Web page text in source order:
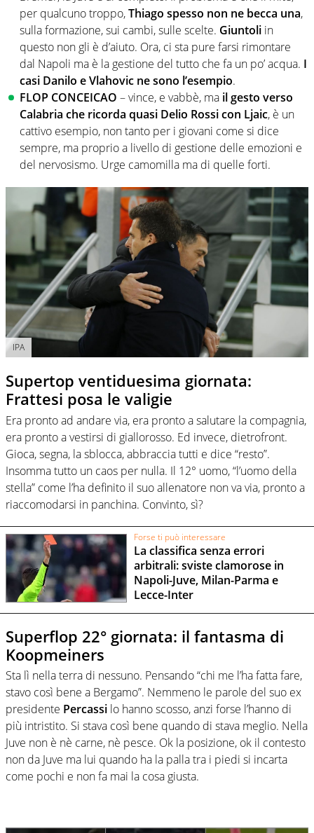
per qualcuno troppo,Thiago spesso non ne becca una,
sulla formazione, sui cambi, sulle scelte. Giuntoli in
questo non gli è d’aiuto. Ora, ci sta pure farsi rimontare
dal Napoli ma è la gestione del tutto che fa un po’ acqua. I
casi Danilo e Vlahovic ne sono l’esempio.
FLOP CONCEICAO – vince, e vabbè, ma il gesto verso
Calabria che ricorda quasi Delio Rossi con Ljaic, è un
cattivo esempio, non tanto per i giovani come si dice
sempre, ma proprio a livello di gestione delle emozioni e
del nervosismo. Urge camomilla ma di quelle forti.
IPA
Supertop ventiduesima giornata:
Frattesi posa le valigie
Era pronto ad andare via, era pronto a salutare la compagnia,
era pronto a vestirsi di giallorosso. Ed invece, dietrofront.
Gioca, segna, la sblocca, abbraccia tutti e dice “resto”.
Insomma tutto un caos per nulla. Il 12° uomo, “l’uomo della
stella” come l’ha definito il suo allenatore non va via, pronto a
riaccomodarsi in panchina. Convinto, sì?
Forse ti può interessare
La classifica senza errori
arbitrali: sviste clamorose in
Napoli-Juve, Milan-Parma e
Lecce-Inter
Superflop 22° giornata: il fantasma di
Koopmeiners
Sta lì nella terra di nessuno. Pensando “chi me l’ha fatta fare,
stavo così bene a Bergamo”. Nemmeno le parole del suo ex
presidente Percassi lo hanno scosso, anzi forse l’hanno di
più intristito. Si stava così bene quando di stava meglio. Nella
Juve non è nè carne, nè pesce. Ok la posizione, ok il contesto
non da Juve ma lui quando ha la palla tra i piedi si incarta
come pochi e non fa mai la cosa giusta.